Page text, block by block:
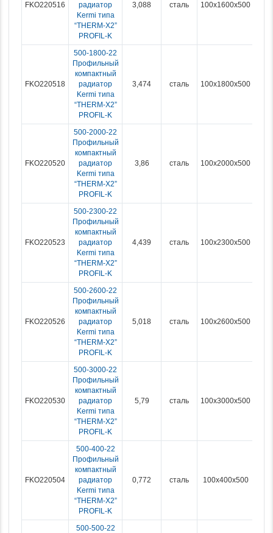
FKO220516
радиатор
Kermi типа
“THERM-X2”
PROFIL-K
3,088 сталь 100x1600x500
FKO220518
500-1800-22
Профильный
компактный
радиатор
Kermi типа
“THERM-X2”
PROFIL-K
3,474 сталь 100x1800x500
FKO220520
500-2000-22
Профильный
компактный
радиатор
Kermi типа
“THERM-X2”
PROFIL-K
3,86 сталь 100x2000x500
FKO220523
500-2300-22
Профильный
компактный
радиатор
Kermi типа
“THERM-X2”
PROFIL-K
4,439 сталь 100x2300x500
FKO220526
500-2600-22
Профильный
компактный
радиатор
Kermi типа
“THERM-X2”
PROFIL-K
5,018 сталь 100x2600x500
FKO220530
500-3000-22
Профильный
компактный
радиатор
Kermi типа
“THERM-X2”
PROFIL-K
5,79 сталь 100x3000x500
FKO220504
500-400-22
Профильный
компактный
радиатор
Kermi типа
“THERM-X2”
PROFIL-K
0,772 сталь 100x400x500
500-500-22